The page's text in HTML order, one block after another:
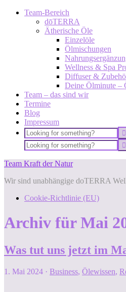
Team-Bereich
dōTERRA
Ätherische Öle
Einzelöle
Ölmischungen
Wellness & Spa
Diffuser &
Deine Ölminute –
Team – das sind wir
Termine
Blog
Impressum
Team Kraft der Natur
Wir sind unabhängige doTERRA
Cookie-Richtlinie (EU)
Archiv für Mai
Was tut uns jetzt im
1. Mai 2024 · Business, Ölewissen,